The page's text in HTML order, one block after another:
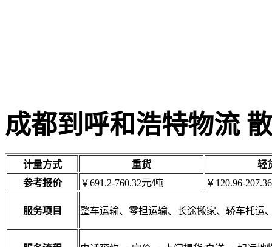
成都到呼和浩特物流
计量方式 重货
轻
参考报价
￥691.2-760.32元/吨 ￥120.96-
服务项目 整车运输、零担运输、长途搬家、轿车托运